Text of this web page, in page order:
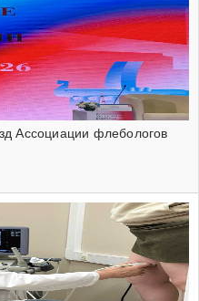
Ассоциации флебологов